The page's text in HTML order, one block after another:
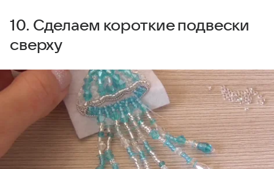
10. Сделаем короткие подвески
сверху